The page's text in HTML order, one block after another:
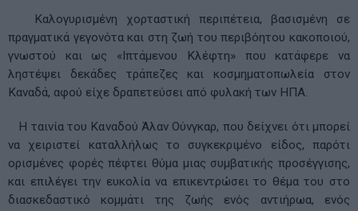
Καλογυρισμένη χορταστική περιπέτεια, βασισμένη σε
πραγματικά γεγονότα και στη ζωή του περιβόητου κακοποιού,
γνωστού και ως «Ιπτάμενου Κλέφτη» που κατάφερε να
ληστέψει δεκάδες τράπεζες και κοσμηματοπωλεία στον
Καναδά, αφού είχε δραπετεύσει από φυλακή των ΗΠΑ.
Η ταινία του Καναδού Άλαν Ούνγκαρ, που δείχνει ότι μπορεί
να χειριστεί καταλλήλως το συγκεκριμένο είδος, παρότι
ορισμένες φορές πέφτει θύμα μιας συμβατικής προσέγγισης,
και επιλέγει την ευκολία να επικεντρώσει το θέμα του στο
διασκεδαστικό κομμάτι της ζωής ενός αντιήρωα, ενός